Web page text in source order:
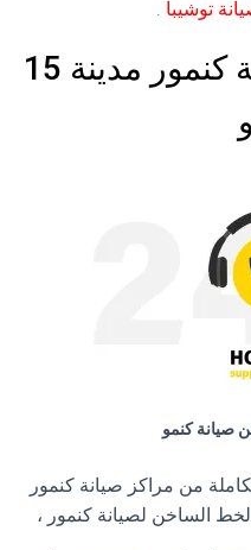
توشيبا .
الخط الساخن صيانة كنمور مدينة 15
صيانة كنمو
من مراكز صيانة كنمور
الساخن لصيانة كنمور ،